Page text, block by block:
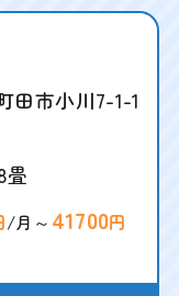
田市小川7-1-1
畳
/月～ 41700円